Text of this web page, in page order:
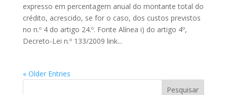
expresso em percentagem anual do montante total do
crédito, acrescido, se for o caso, dos custos previstos
no n.º 4 do artigo 24.º. Fonte Alínea i) do artigo 4º,
Decreto-Lei n.º 133/2009 link...
« Older Entries
Pesquisar